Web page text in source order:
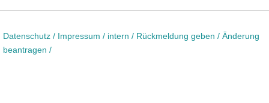
Datenschutz / Impressum / intern / Rückmeldung geben / Änderung
beantragen /